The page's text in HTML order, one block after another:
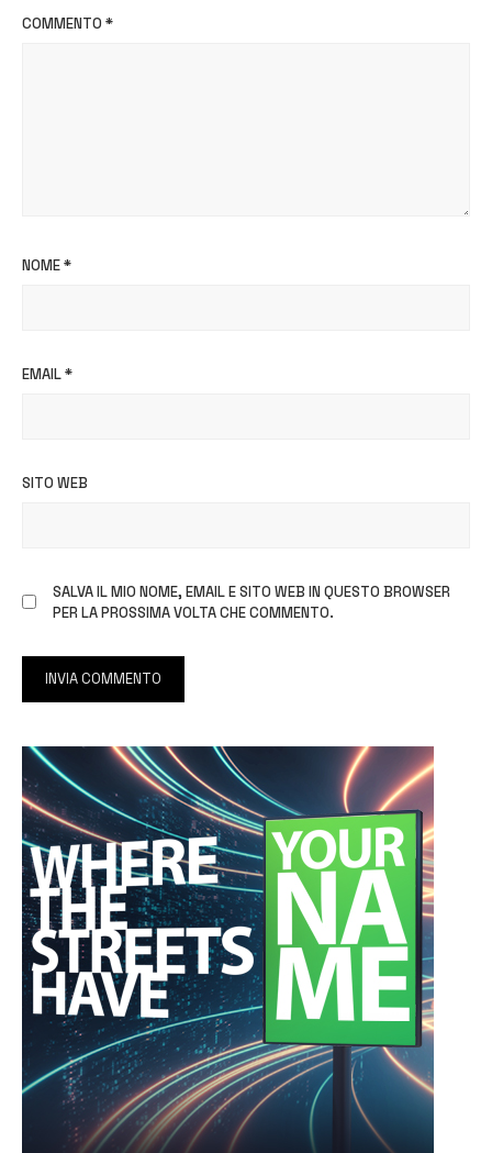
COMMENTO *
NOME*
EMAIL*
SITO WEB
SALVA IL MIO NOME, EMAIL E SITO WEB IN QUESTO BROWSER
PER LA PROSSIMA VOLTA CHE COMMENTO.